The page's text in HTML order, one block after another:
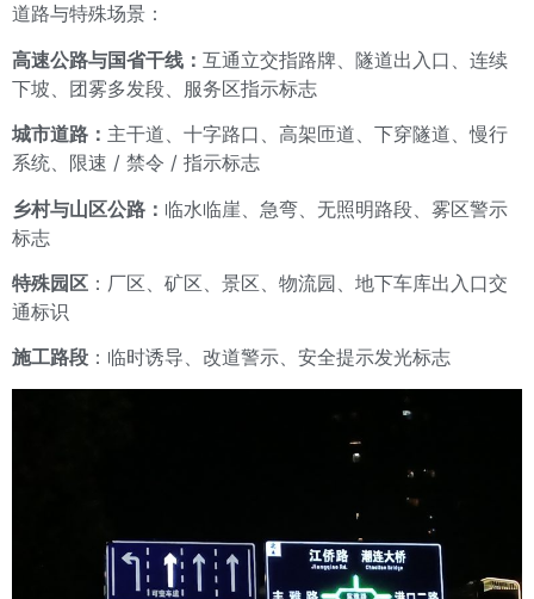
道路与特殊场景：
高速公路与国省干线： 互通立交指路牌、隧道出入口、连续
下坡、团雾多发段、服务区指示标志
城市道路： 主干道、十字路口、高架匝道、下穿隧道、慢行
系统、限速 / 禁令 / 指示标志
乡村与山区公路： 临水临崖、急弯、无照明路段、雾区警示
标志
特殊园区 ：厂区、矿区、景区、物流园、地下车库出入口交
通标识
施工路段 ：临时诱导、改道警示、安全提示发光标志